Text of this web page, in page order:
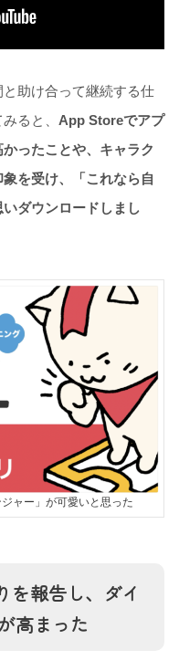
助け合って継続する仕
ると、 App Storeでアプ
ったことや、キャラク
を受け、「これなら自
ダウンロードしまし
ャー」が可愛いと思った
を報告し、ダイ
高まった